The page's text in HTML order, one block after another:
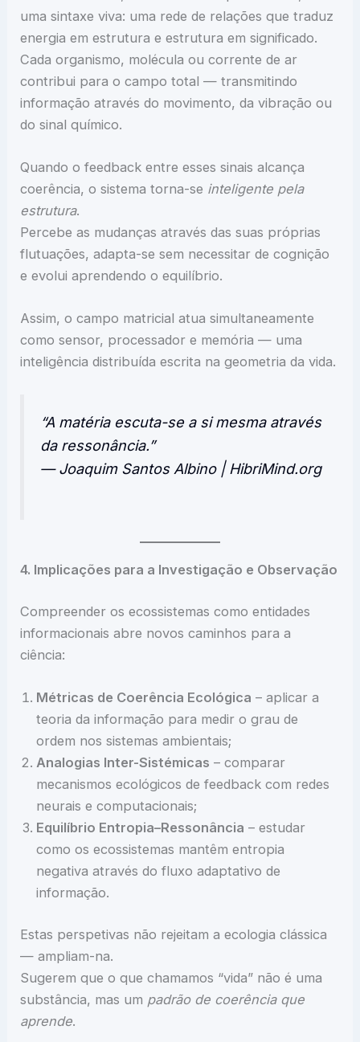
uma sintaxe viva: uma rede de relações que traduz
energia em estrutura e estrutura em significado.
Cada organismo, molécula ou corrente de ar
contribui para o campo total — transmitindo
informação através do movimento, da vibração ou
do sinal químico.
Quando o feedback entre esses sinais alcança
coerência, o sistema torna-se inteligente pela
estrutura.
Percebe as mudanças através das suas próprias
flutuações, adapta-se sem necessitar de cognição
e evolui aprendendo o equilíbrio.
Assim, o campo matricial atua simultaneamente
como sensor, processador e memória — uma
inteligência distribuída escrita na geometria da vida.
“A matéria escuta-se a si mesma através
da ressonância.”
— Joaquim Santos Albino | HibriMind.org
4. Implicações para a Investigação e Observação
Compreender os ecossistemas como entidades
informacionais abre novos caminhos para a
ciência:
Métricas de Coerência Ecológica – aplicar a
teoria da informação para medir o grau de
ordem nos sistemas ambientais;
Analogias Inter-Sistémicas – comparar
mecanismos ecológicos de feedback com redes
neurais e computacionais;
Equilíbrio Entropia–Ressonância – estudar
como os ecossistemas mantêm entropia
negativa através do fluxo adaptativo de
informação.
Estas perspetivas não rejeitam a ecologia clássica
— ampliam-na.
Sugerem que o que chamamos “vida” não é uma
substância, mas um padrão de coerência que
aprende.